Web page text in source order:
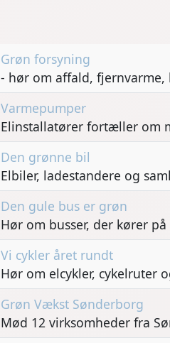
Grøn forsyning
- hør om affald,
Varmepumper
Elinstallatører fortæller om
Den grønne bil
Elbiler, ladestandere og
Den gule bus er grøn
Hør om busser, der kører
Vi cykler året rundt
Hør om elcykler, cykelruter
Grøn Vækst Sønderborg
Mød 12 virksomheder fra